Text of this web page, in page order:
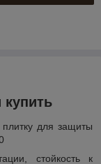
для защиты
стойкость к